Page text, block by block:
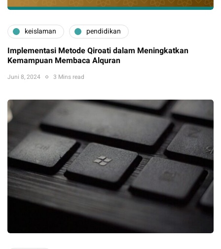
keislaman pendidikan
Implementasi Metode Qiroati dalam Meningkatkan
Kemampuan Membaca Alquran
Juni 8, 2024 3 Mins read